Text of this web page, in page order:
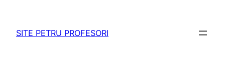
conținut
SITE PETRU PROFESORI